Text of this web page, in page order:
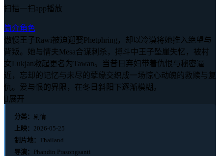
扫描一扫app播放
简介角色
傲慢王子Rawi被迫迎娶Phetphring，却以冷漠将她推入绝望与
背叛。她与情夫Mesa合谋刺杀，搏斗中王子坠崖失忆，被村
女Lukjan救起更名为Tawan。当昔日弃妇带着仇恨与秘密逼
近，忘却的记忆与未尽的孽缘交织成一场惊心动魄的救赎与复
仇。爱与恨的界限，在冬日斜阳下逐渐模糊。
 展开
分类：
剧情
上映： 2026-05-25
制片地： Thailand
导演： Phandin Prasongsanti